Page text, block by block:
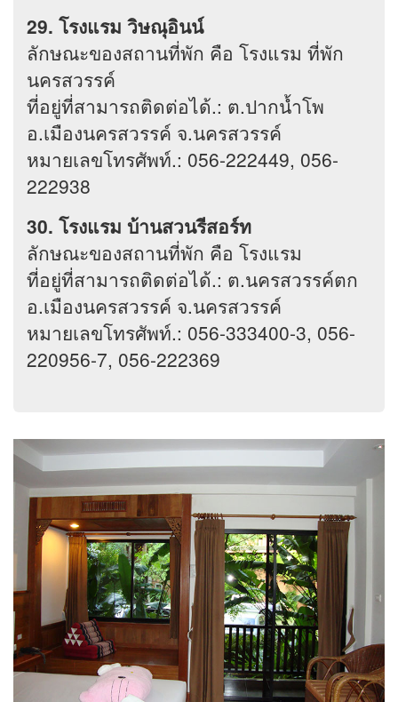
29. โรงแรม วิษณุอินน์
ลักษณะของสถานที่พัก คือ โรงแรม ที่พัก
นครสวรรค์
ที่อยู่ที่สามารถติดต่อได้.: ต.ปากน้ำโพ
อ.เมืองนครสวรรค์ จ.นครสวรรค์
หมายเลขโทรศัพท์.: 056-222449, 056-
222938
30. โรงแรม บ้านสวนรีสอร์ท
ลักษณะของสถานที่พัก คือ โรงแรม
ที่อยู่ที่สามารถติดต่อได้.: ต.นครสวรรค์ตก
อ.เมืองนครสวรรค์ จ.นครสวรรค์
หมายเลขโทรศัพท์.: 056-333400-3, 056-
220956-7, 056-222369